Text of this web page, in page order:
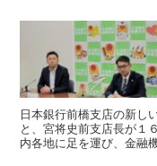
日本銀行前橋支店の新し
と、宮将史前支店長が１
内各地に足を運び、金融
で実情を把握していき